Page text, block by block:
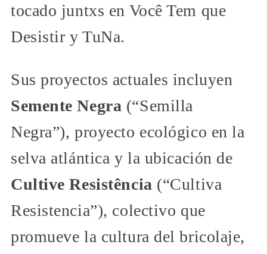
tocado juntxs en Você Tem que
Desistir y TuNa.
Sus proyectos actuales incluyen
Semente Negra (“Semilla
Negra”), proyecto ecológico en la
selva atlántica y la ubicación de
Cultive Resistência (“Cultiva
Resistencia”), colectivo que
promueve la cultura del bricolaje,